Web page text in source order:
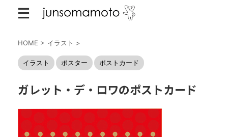
HOME > イラスト >
イラスト ポスター ポストカード
ガレット・デ・ロワのポストカード